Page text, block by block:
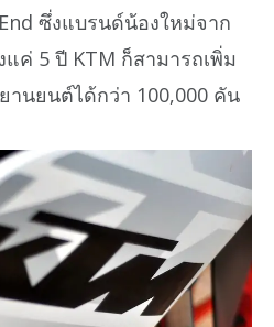
ซึ่งแบรนด์น้องใหม่จาก
แค่ 5 ปี KTM ก็สามารถเพิ่ม
นยนต์ได้กว่า 100,000 คัน